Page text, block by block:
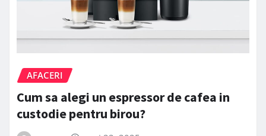
AFACERI
Cum sa alegi un espressor de cafea in
custodie pentru birou?